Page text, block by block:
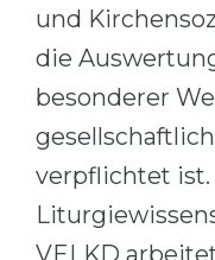
und
die
besonderer
verpflichtet ist.
VELKD